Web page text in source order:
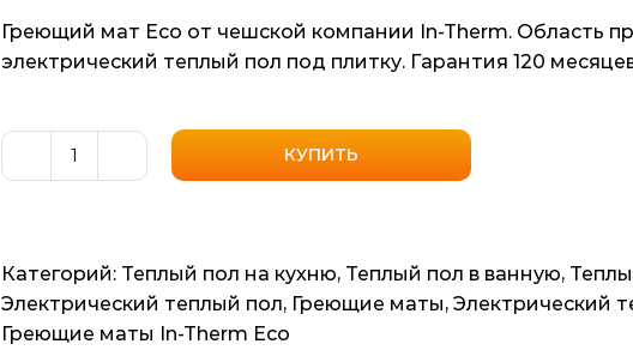
Греющий мат Eco от чешской компании In-Therm. Область
электрический теплый пол под плитку. Гарантия 120
Количество
In-
КУПИТЬ
Категорий: Теплый пол на кухню, Теплый пол в ванную,
Электрический теплый пол, Греющие маты, Электрический
Греющие маты In-Therm Eco